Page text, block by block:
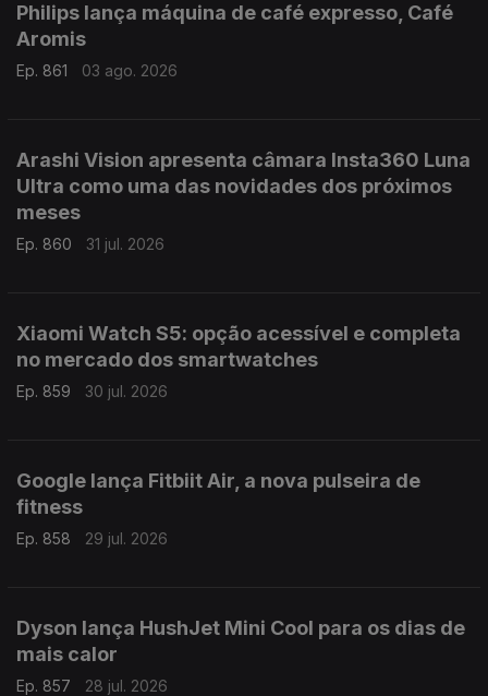
Philips lança máquina de café expresso, Café
Aromis
Ep. 861 03 ago. 2026
Arashi Vision apresenta câmara Insta360 Luna
Ultra como uma das novidades dos próximos
meses
Ep. 860 31 jul. 2026
Xiaomi Watch S5: opção acessível e completa
no mercado dos smartwatches
Ep. 859 30 jul. 2026
Google lança Fitbiit Air, a nova pulseira de
fitness
Ep. 858 29 jul. 2026
Dyson lança HushJet Mini Cool para os dias de
mais calor
Ep. 857 28 jul. 2026